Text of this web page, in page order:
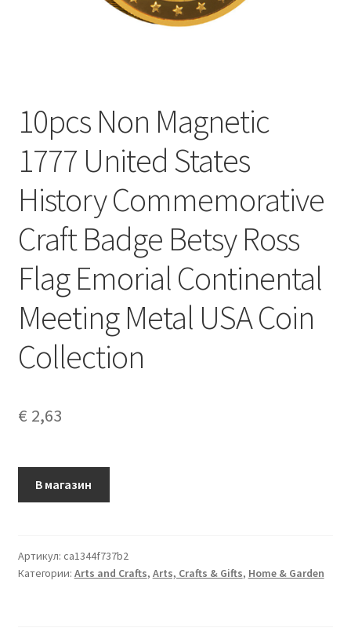
10pcs Non Magnetic
1777 United States
History Commemorative
Craft Badge Betsy Ross
Flag Emorial Continental
Meeting Metal USA Coin
Collection
€ 2,63
В магазин
Артикул: ca1344f737b2
Категории: Arts and Crafts, Arts, Crafts & Gifts, Home & Garden